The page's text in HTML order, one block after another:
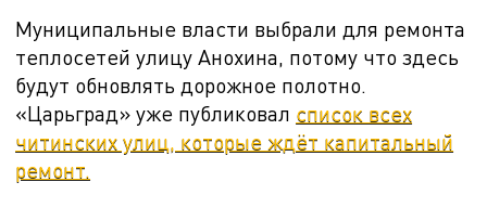
Муниципальные власти выбрали для ремонта
теплосетей улицу Анохина, потому что здесь
будут обновлять дорожное полотно.
«Царьград» уже публиковал список всех
читинских улиц, которые ждёт капитальный
ремонт.